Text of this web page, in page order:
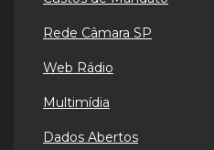
Rede Câmara SP
Web Rádio
Multimídia
Dados Abertos